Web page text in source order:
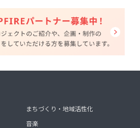
まちづくり・地域活性化
音楽